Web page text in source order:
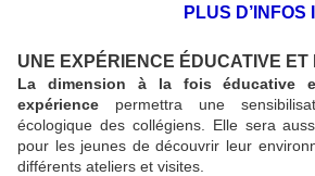
PLUS D’INFOS
UNE EXPÉRIENCE ÉDUCATIVE ET
La dimension à la fois éducative
expérience permettra une
écologique des collégiens. Elle sera
pour les jeunes de découvrir leur
différents ateliers et visites.